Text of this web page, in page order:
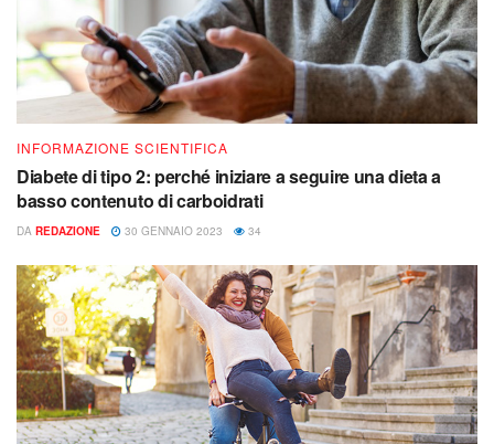
INFORMAZIONE SCIENTIFICA
Diabete di tipo 2: perché iniziare a seguire una dieta a
basso contenuto di carboidrati
DA REDAZIONE 30 GENNAIO 2023 34